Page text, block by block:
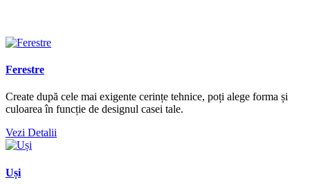
Ferestre
Create după cele mai exigente cerințe tehnice, poți alege forma și
culoarea în funcție de designul casei tale.
Vezi Detalii
Uși